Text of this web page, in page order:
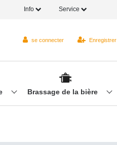
Info Service
se connecter Enregistrer
Brassage de la bière